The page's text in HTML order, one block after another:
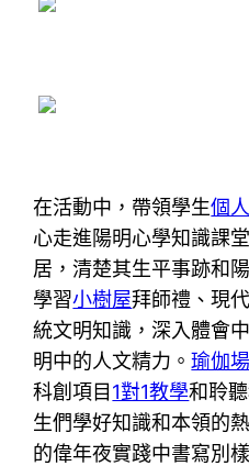
在活動中，帶領學生個
心走進陽明心學知識課
居，清楚其生平事跡和
學習小樹屋拜師禮、現
統文明知識，深入體會
明中的人文精力。瑜伽
科創項目1對1教學和聆
生們學好知識和本領的
的偉年夜實踐中書寫別